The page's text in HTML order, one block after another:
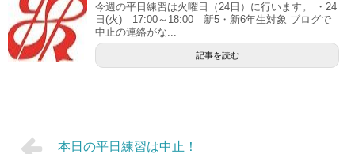
今週の平日練習は火曜日（24日）に行います。 ・24
日(火) 17:00～18:00 新5・新6年生対象 ブログで
中止の連絡がな...
記事を読む
本日の平日練習は中止！